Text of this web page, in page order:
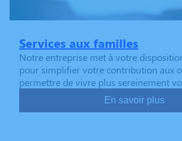
Services aux familles
Notre entreprise met à votre
pour simplifier votre contribution aux
permettre de vivre plus sereinement
En savoir plus